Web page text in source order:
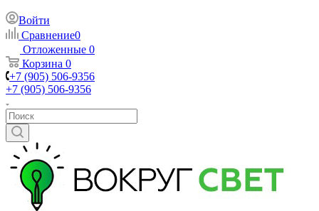
Войти
Сравнение0
Отложенные 0
Корзина 0
+7 (905) 506-9356
+7 (905) 506-9356